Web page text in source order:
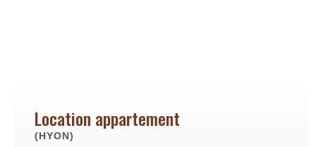
Location appartement
(HYON)